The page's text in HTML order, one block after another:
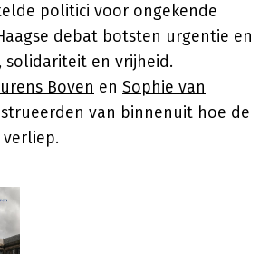
politici voor ongekende
debat botsten urgentie en
solidariteit en vrijheid.
Boven en Sophie van
van binnenuit hoe de